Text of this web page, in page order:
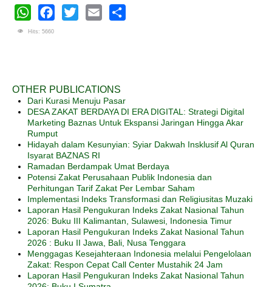
WhatsAppFacebook
Hits: 5660
OTHER PUBLICATIONS
Dari Kurasi Menuju Pasar
DESA ZAKAT BERDAYA DI ERA DIGITAL: Strategi Digital
Marketing Baznas Untuk Ekspansi Jaringan Hingga Akar
Rumput
Hidayah dalam Kesunyian: Syiar Dakwah Insklusif Al Quran
Isyarat BAZNAS RI
Ramadan Berdampak Umat Berdaya
Potensi Zakat Perusahaan Publik Indonesia dan
Perhitungan Tarif Zakat Per Lembar Saham
Implementasi Indeks Transformasi dan Religiusitas Muzaki
Laporan Hasil Pengukuran Indeks Zakat Nasional Tahun
2026: Buku III Kalimantan, Sulawesi, Indonesia Timur
Laporan Hasil Pengukuran Indeks Zakat Nasional Tahun
2026 : Buku II Jawa, Bali, Nusa Tenggara
Menggagas Kesejahteraan Indonesia melalui Pengelolaan
Zakat: Respon Cepat Call Center Mustahik 24 Jam
Laporan Hasil Pengukuran Indeks Zakat Nasional Tahun